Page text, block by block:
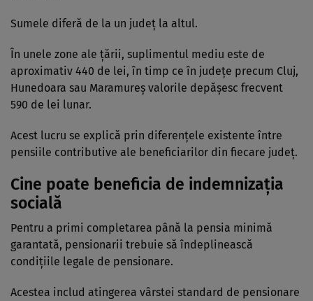
Sumele diferă de la un județ la altul.
În unele zone ale țării, suplimentul mediu este de
aproximativ 440 de lei, în timp ce în județe precum Cluj,
Hunedoara sau Maramureș valorile depășesc frecvent
590 de lei lunar.
Acest lucru se explică prin diferențele existente între
pensiile contributive ale beneficiarilor din fiecare județ.
Cine poate beneficia de indemnizația
socială
Pentru a primi completarea până la pensia minimă
garantată, pensionarii trebuie să îndeplinească
condițiile legale de pensionare.
Acestea includ atingerea vârstei standard de pensionare